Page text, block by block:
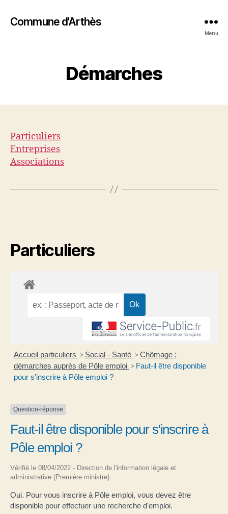
Commune d'Arthès
Menu
Démarches
Particuliers
Entreprises
Associations
Particuliers
Accueil particuliers > Social - Santé > Chômage :
démarches auprès de Pôle emploi > Faut-il être disponible
pour s'inscrire à Pôle emploi ?
Question-réponse
Faut-il être disponible pour s'inscrire à
Pôle emploi ?
Vérifié le 08/04/2022 - Direction de l'information légale et
administrative (Première ministre)
Oui. Pour vous inscrire à Pôle emploi, vous devez être
disponible pour effectuer une recherche d'emploi.